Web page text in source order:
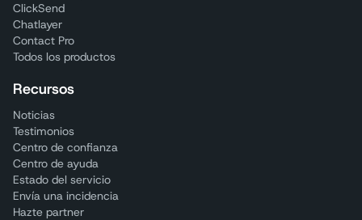
ClickSend
Chatlayer
Contact Pro
Todos los productos
Recursos
Noticias
Testimonios
Centro de confianza
Centro de ayuda
Estado del servicio
Envía una incidencia
Hazte partner